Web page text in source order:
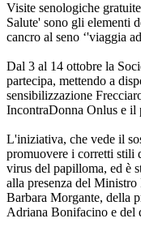
Visite senologiche
Salute' sono gli elementi
cancro al seno ‘'viaggia
Dal 3 al 14 ottobre la
partecipa, mettendo a
sensibilizzazione
IncontraDonna Onlus e il
L'iniziativa, che vede il
promuovere i corretti stili
virus del papilloma, ed è
alla presenza del
Barbara Morgante, della
Adriana Bonifacino e del